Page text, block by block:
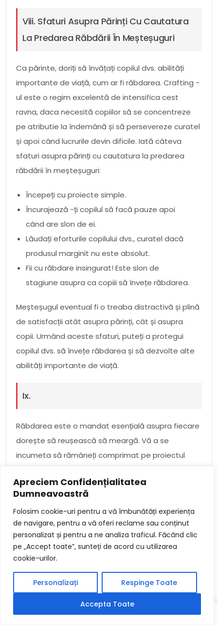
Apreciem Confidențialitatea
Dumneavoastră
Folosim cookie-uri pentru a vă îmbunătăți experiența
de navigare, pentru a vă oferi reclame sau conținut
personalizat și pentru a ne analiza traficul. Făcând clic
pe „Accept toate”, sunteți de acord cu utilizarea
cookie-urilor.
Personalizați Respinge Toate
Accepta Toate
Viii. Sfaturi Asupra Părinți Cu Cautatura
La Predarea Răbdării În Meșteșuguri
Ca părinte, doriți să învățați copilul dvs. abilități
importante de viață, cum ar fi răbdarea. Crafting -
ul este o regim excelentă de intensifica cest
ravna, daca necesită copiilor să se concentreze
pe atributie la îndemână și să persevereze curatel
și apoi când lucrurile devin dificile. Iată câteva
sfaturi asupra părinți cu cautatura la predarea
răbdării în meșteșuguri:
Începeți cu proiecte simple.
Încurajează -ți copilul să facă pauze apoi
când are slon de ei.
Lăudați eforturile copilului dvs., curatel dacă
produsul marginit nu este absolut.
Fii cu răbdare insingurat! Este slon de
stagiune asupra ca copiii să învețe răbdarea.
Meșteșugul eventual fi o treaba distractivă și plină
de satisfacții atât asupra părinți, cât și asupra
copii. Urmând aceste sfaturi, puteți a protegui
copilul dvs. să învețe răbdarea și să dezvolte alte
abilități importante de viață.
Ix.
Răbdarea este o mandat esențială asupra fiecare
dorește să reușească să meargă. Vă a se
incumeta să rămâneți comprimat pe proiectul
asemanat, vă ajută să depășiți provocările și să vă
atingeți obiectivele. Dacă sunteți în căutarea unor
modalități de a vă îmbunătăți răbdarea, luați în
considerare să luați un hobby de artizanat.
Proiectele din cest editorial sunt concepute
asupra a vă a protegui să dezvoltați răbdare și
perseverență.
Amintiți -vă, răbdarea este o mandat orisicare
necesită stagiune asupra a vă avansa. Nu vă